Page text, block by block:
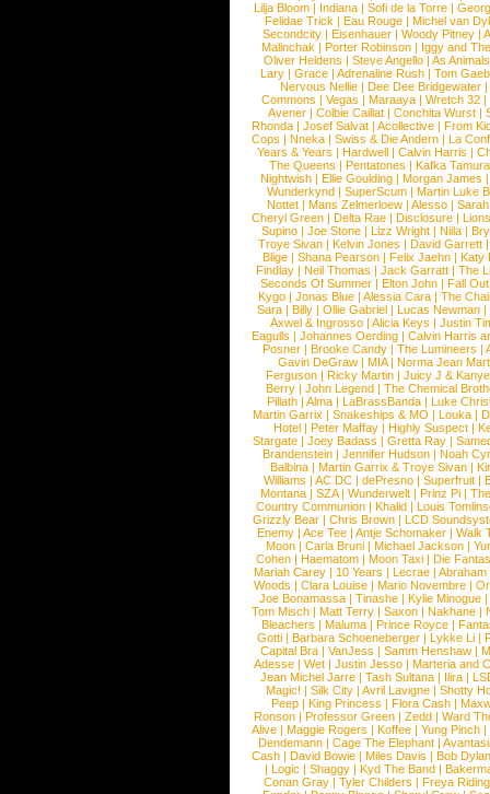
Lilja Bloom | Indiana | Sofi de la Torre |
Felidae Trick | Eau Rouge | Michel van
Secondcity |Eisenhauer |Woody Pitney |
Malinchak |Porter Robinson | Iggy and
Oliver Heldens |Steve Angello |As Animals
Lary | Grace | Adrenaline Rush | Tom
Nervous Nellie | Dee Dee Bridgewater |
Commons |Vegas |Maraaya |Wretch 32 |
Avener | Colbie Caillat | Conchita Wurst |
Rhonda | Josef Salvat | Acollective | From
Cops | Nneka | Swiss & Die Andern | La
Years & Years |Hardwell |Calvin Harris |
The Queens | Pentatones | Kafka Tamura
Nightwish |Ellie Goulding |Morgan James
Wunderkynd | SuperScum | Martin Luke
Nottet |Mans Zelmerloew |Alesso |
Cheryl Green |Delta Rae |Disclosure |
Supino |Joe Stone |Lizz Wright |Niila |
Troye Sivan | Kelvin Jones | David Garrett
Blige | Shana Pearson | Felix Jaehn | Katy
Findlay |Neil Thomas |Jack Garratt |The
Seconds Of Summer |Elton John |Fall
Kygo |Jonas Blue |Alessia Cara |The
Sara |Billy |Ollie Gabriel |Lucas Newman |
Axwel & Ingrosso | Alicia Keys | Justin
Eagulls |Johannes Oerding |Calvin Harris
Posner |Brooke Candy |The Lumineers |
Gavin DeGraw | MIA| Norma Jean
Ferguson | Ricky Martin | Juicy J &
Berry | John Legend | The Chemical
Pillath |Alma |LaBrassBanda |Luke
Martin Garrix | Snakeships & MO | Louka |
Hotel | Peter Maffay | Highly Suspect |
Stargate |Joey Badass |Gretta Ray |
Brandenstein |Jennifer Hudson |Noah
Balbina | Martin Garrix & Troye Sivan |
Williams |AC DC |dePresno |Superfruit |
Montana |SZA|Wunderwelt |Prinz Pi |
Country Communion | Khalid | Louis
Grizzly Bear | Chris Brown | LCD
Enemy | Ace Tee | Antje Schomaker | Walk
Moon |Carla Bruni |Michael Jackson |
Cohen |Haematom |Moon Taxi |Die
Mariah Carey | 10 Years | Lecrae | Abraham
Woods |Clara Louise |Mario Novembre |
Joe Bonamassa | Tinashe | Kylie Minogue |
Tom Misch |Matt Terry |Saxon |Nakhane |
Bleachers | Maluma | Prince Royce |
Gotti |Barbara Schoeneberger |Lykke Li |
Capital Bra |VanJess |Samm Henshaw |
Adesse |Wet |Justin Jesso |Marteria and
Jean Michel Jarre |Tash Sultana | Ilira |
Magic! | Silk City | Avril Lavigne | Shotty
Peep |King Princess |Flora Cash |
Ronson |Professor Green |Zedd |Ward
Alive |Maggie Rogers |Koffee |Yung Pinch |
Dendemann |Cage The Elephant |
Cash | David Bowie | Miles Davis | Bob Dylan
|Logic |Shaggy |Kyd The Band |
Conan Gray |Tyler Childers |Freya